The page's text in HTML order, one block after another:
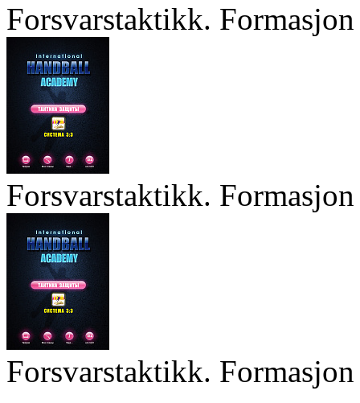
Forsvarstaktikk.
Forsvarstaktikk.
Forsvarstaktikk.